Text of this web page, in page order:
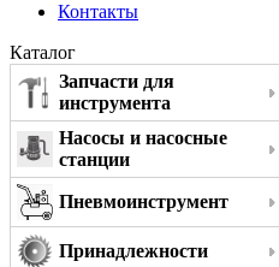
Контакты
Каталог
Запчасти для
инструмента
Насосы и насосные
станции
Пневмоинструмент
Принадлежности